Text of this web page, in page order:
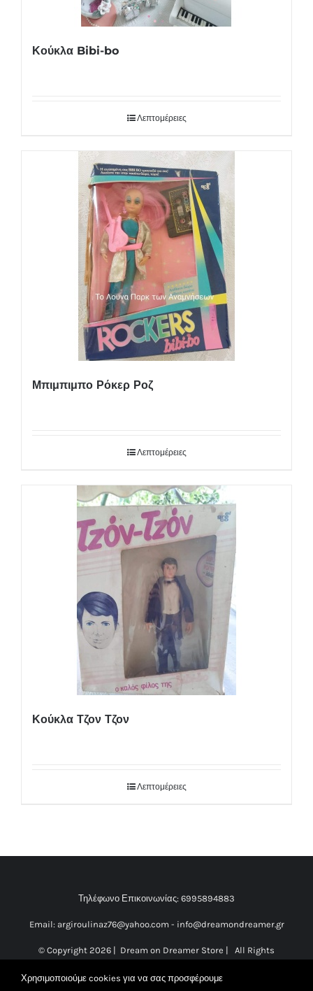
Κούκλα Bibi-bo
Λεπτομέρειες
Μπιμπιμπο Ρόκερ Ροζ
Λεπτομέρειες
Κούκλα Τζον Τζον
Λεπτομέρειες
Τηλέφωνο Επικοινωνίας: 6995894883
Email: argiroulinaz76@yahoo.com - info@dreamondreamer.gr
© Copyright 2026 | Dream on Dreamer Store | All Rights
Χρησιμοποιούμε cookies για να σας προσφέρουμε